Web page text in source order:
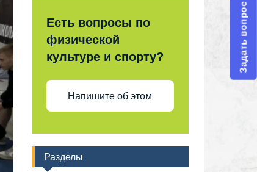
Есть вопросы по
физической
культуре и спорту?
Напишите об этом
Разделы
Задать вопрос